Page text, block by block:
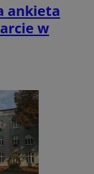
ankieta
w